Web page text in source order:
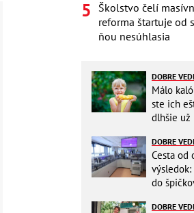
Školstvo čelí
reforma štartuje od
ňou nesúhlasia
DOBRE
Málo
ste ich
dlhšie už
DOBRE
Cesta od
do
DOBRE